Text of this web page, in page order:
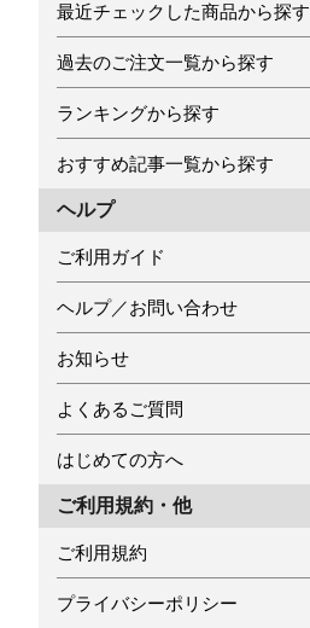
最近チェックした商品から探す
過去のご注文一覧から探す
ランキングから探す
おすすめ記事一覧から探す
ヘルプ
ご利用ガイド
ヘルプ／お問い合わせ
お知らせ
よくあるご質問
はじめての方へ
ご利用規約・他
ご利用規約
プライバシーポリシー